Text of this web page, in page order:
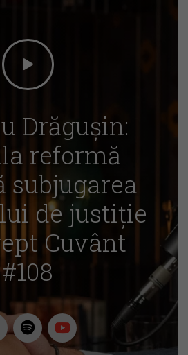
Drăgușin:
reformă
subjugarea
de justiție
Cuvânt
#108